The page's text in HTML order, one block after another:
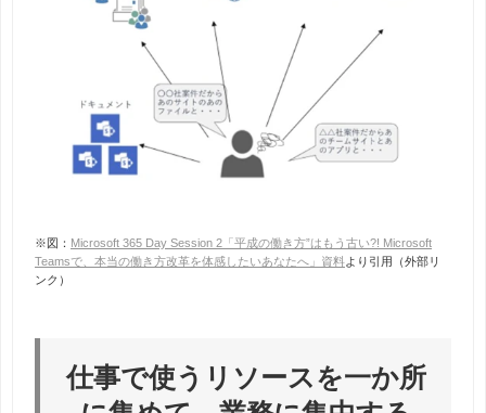
※図： Microsoft 365 Day Session 2「平成の働き方”はもう古い?! Microsoft
Teamsで、本当の働き方改革を体感したいあなたへ」資料より引用（外部リ
ンク）
仕事で使うリソースを一か所